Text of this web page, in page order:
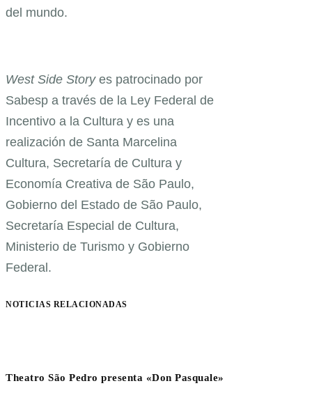
del mundo.
West Side Storyes patrocinado por
Sabesp a través de la Ley Federal de
Incentivo a la Cultura y es una
realización de Santa Marcelina
Cultura, Secretaría de Cultura y
Economía Creativa de São Paulo,
Gobierno del Estado de São Paulo,
Secretaría Especial de Cultura,
Ministerio de Turismo y Gobierno
Federal.
NOTICIAS RELACIONADAS
Theatro São Pedro presenta «Don Pasquale»